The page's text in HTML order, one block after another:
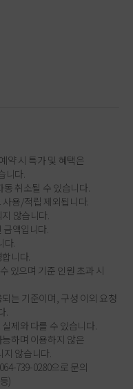
약 시 특가 및 혜택은
니다.
동 취소될 수 있습니다.
용/적립 제외됩니다.
않습니다.
금액입니다.
다.
니다.
있으며 기준 인원 초과 시
는 기준이며, 구성 이외 요청
.
제와 다를 수 있습니다.
하며 이용하지 않은
지 않습니다.
739-0280으로 문의
)